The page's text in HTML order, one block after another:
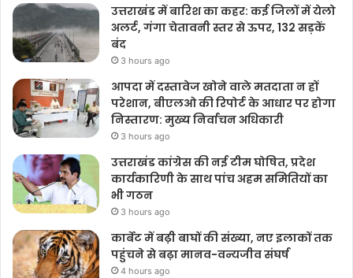
उत्तराखंड में बारिश का कहर: कई जिलों में येलो
अलर्ट, गंगा चेतावनी स्तर से ऊपर, 132 सड़कें
बंद
3 hours ago
आपदा में दस्तावेज खोने वाले मतदाता न हों
परेशान, बीएलओ की रिपोर्ट के आधार पर होगा
निस्तारण: मुख्य निर्वाचन अधिकारी
3 hours ago
उत्तराखंड कांग्रेस की नई टीम घोषित, प्रदेश
कार्यकारिणी के साथ पांच अहम समितियों का
भी गठन
3 hours ago
कार्बेट में बढ़ी बाघों की संख्या, नए इलाकों तक
पहुंचने से बढ़ा मानव-वन्यजीव संघर्ष
4 hours ago